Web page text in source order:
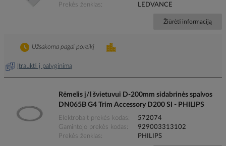
Prekės ženklas
LEDVANCE
Žiūrėti informaciją
Įtraukti į palyginimą
Užsakoma pagal poreikį
Rėmelis į/l švietuvui D-200mm sidabrinės spalvos
DN065B G4 Trim Accessory D200 SI - PHILIPS
Elektrobalt prekės kodas
572074
Gamintojo prekės kodas
929003313102
Prekės ženklas
PHILIPS